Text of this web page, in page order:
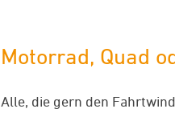
Motorrad, Quad
Alle, die gern den